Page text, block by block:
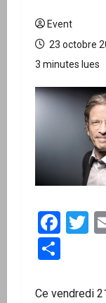
Event
23 octobre
3 minutes lues
Ce vendredi